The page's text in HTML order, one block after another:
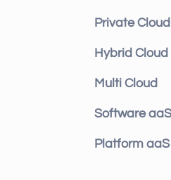
Private Cloud
Hybrid Cloud
Multi Cloud
Software aaS
Platform aaS